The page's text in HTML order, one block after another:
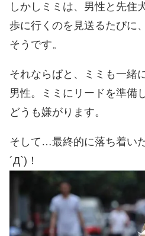
しかしミミは、男性と先住
歩に行くのを見送るたびに
そうです。
それならばと、ミミも一緒
男性。ミミにリードを準備
どうも嫌がります。
そして…最終的に落ち着い
´Д`)！